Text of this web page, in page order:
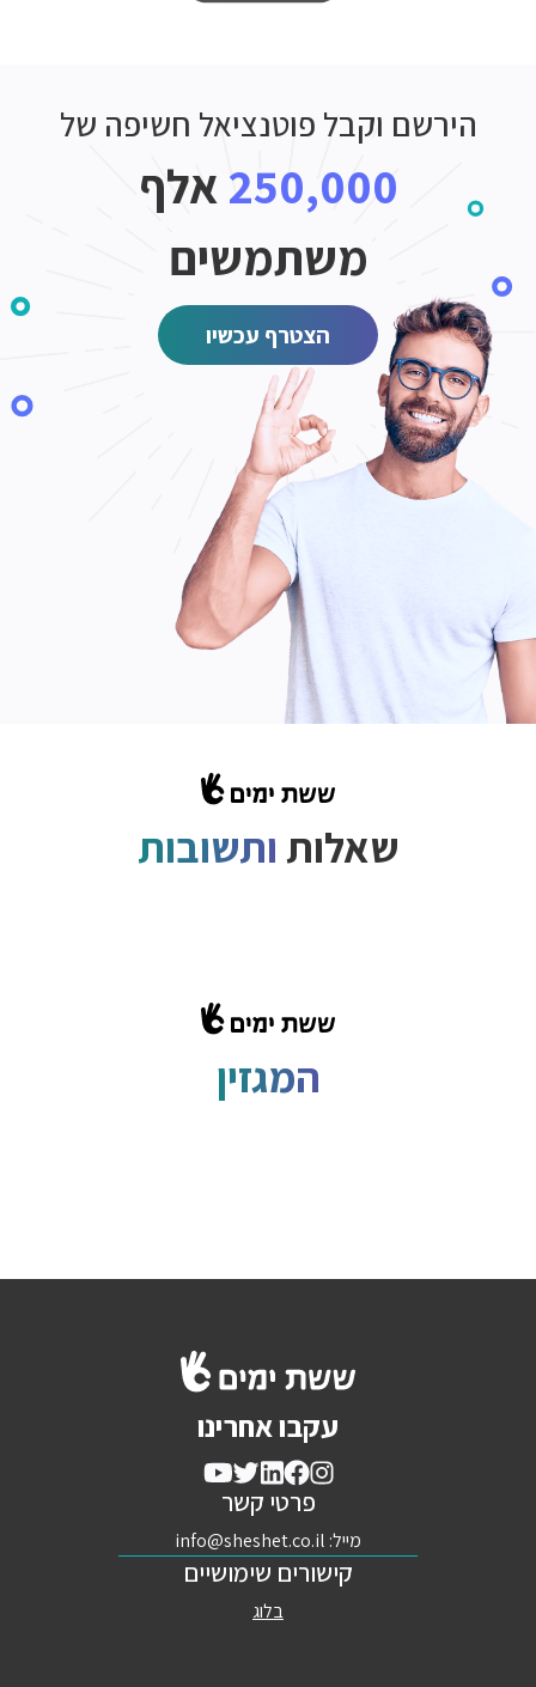
הירשם וקבל פוטנציאל חשיפה של
250,000אלף
משתמשים
הצטרף עכשיו
שאלות ותשובות
המגזין
עקבו אחרינו
פרטי קשר
מייל: info@sheshet.co.il
קישורים שימושיים
בלוג